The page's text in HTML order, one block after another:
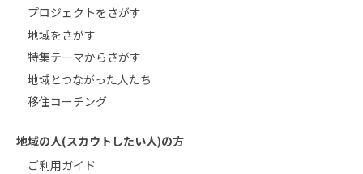
プロジェクトをさがす
地域をさがす
特集テーマからさがす
地域とつながった人たち
移住コーチング
地域の人(スカウトしたい人)の方
ご利用ガイド